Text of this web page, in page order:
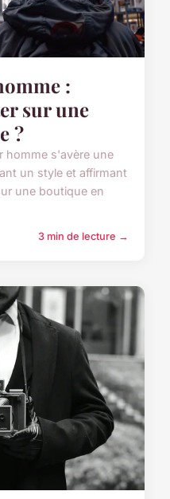
:
sur une
?
homme s'avère une
un style et affirmant
une boutique en
3 min de lecture →